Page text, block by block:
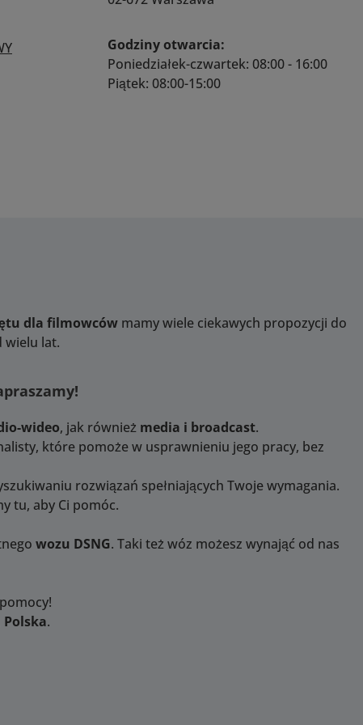
niklowane mocowanie
Godziny otwarcia:
Poniedziałek-czwartek: 08:00 - 16:00
Piątek: 08:00-15:00
dla filmowców mamy wiele ciekawych propozycji do
wielu lat.
wideo, jak również media i broadcast.
które pomoże w usprawnieniu jego pracy, bez
rozwiązań spełniających Twoje wymagania.
tu, aby Ci pomóc.
wozu DSNG. Taki też wóz możesz wynająć od nas
Polska.